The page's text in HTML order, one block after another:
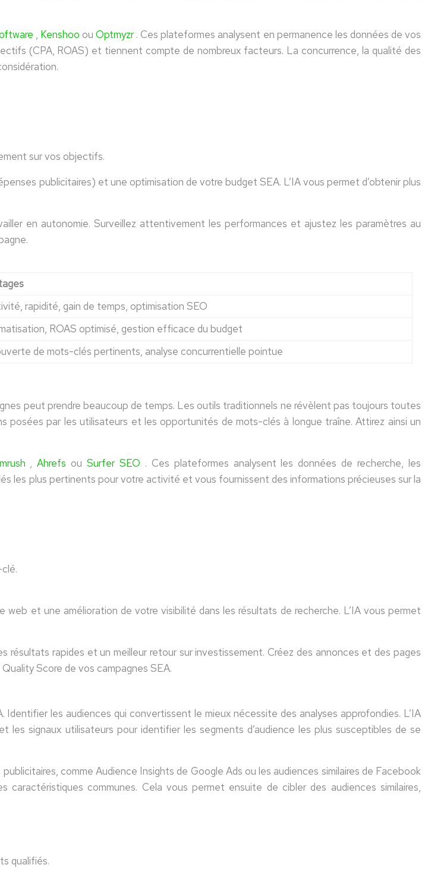
, Kenshoo ou Optmyzr. Ces plateformes analysent en permanence les données de vos
(CPA, ROAS) et tiennent compte de nombreux facteurs. La concurrence, la qualité des
sur vos objectifs.
publicitaires) et une optimisation de votre budget SEA. L’IA vous permet d’obtenir plus
en autonomie. Surveillez attentivement les performances et ajustez les paramètres au
rapidité, gain de temps, optimisation SEO
ROAS optimisé, gestion efficace du budget
de mots-clés pertinents, analyse concurrentielle pointue
peut prendre beaucoup de temps. Les outils traditionnels ne révèlent pas toujours toutes
posées par les utilisateurs et les opportunités de mots-clés à longue traîne. Attirez ainsi un
,Ahrefs ouSurfer SEO . Ces plateformes analysent les données de recherche, les
les plus pertinents pour votre activité et vous fournissent des informations précieuses sur la
et une amélioration de votre visibilité dans les résultats de recherche. L’IA vous permet
rapides et un meilleur retour sur investissement. Créez des annonces et des pages
Score de vos campagnes SEA.
les audiences qui convertissent le mieux nécessite des analyses approfondies. L’IA
signaux utilisateurs pour identifier les segments d’audience les plus susceptibles de se
comme Audience Insights de Google Ads ou les audiences similaires de Facebook
communes. Cela vous permet ensuite de cibler des audiences similaires,
qualifiés.